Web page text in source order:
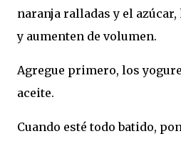
naranja ralladas y el azúcar,
y aumenten de volumen.
Agregue primero, los
aceite.
Cuando esté todo batido,